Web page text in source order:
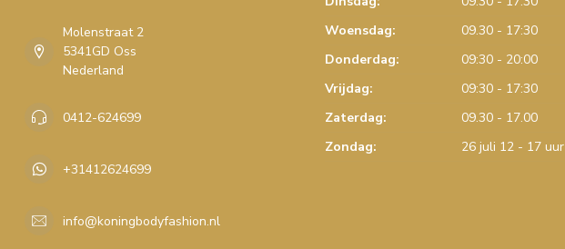
Molenstraat 2
5341GD Oss
Nederland
0412-624699
+31412624699
info@koningbodyfashion.nl
Woensdag:
09.30 - 17:30
Donderdag:
09:30 - 20:00
Vrijdag:
09:30 - 17:30
Zaterdag:
09.30 - 17.00
Zondag:
26 juli 12 - 17 uur